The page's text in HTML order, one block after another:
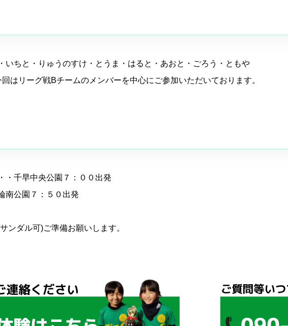
いちと・りゅうのすけ・とうま・はると・あおと・ごろう・ともや
はリーグ戦Bチームのメンバーを中心にご参加いただいております。
・千早中央公園７：００出発
南公園７：５０出発
ンダル可)ご準備お願いします。